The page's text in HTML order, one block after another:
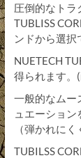
圧倒的なトラ
TUBLISS
ンドから選択
NUETECH
得られます。
一般的なムー
ュエーション
（弾かれに
TUBILSS